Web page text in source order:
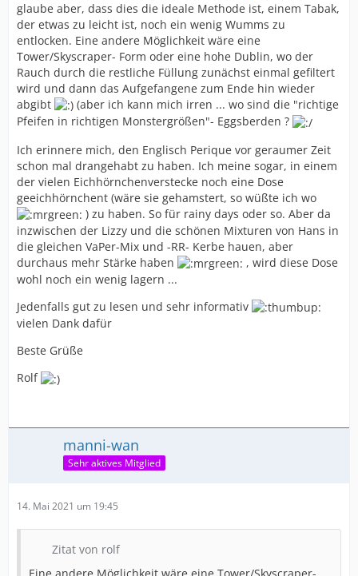
glaube aber, dass dies die ideale Methode ist, einem Tabak,
der etwas zu leicht ist, noch ein wenig Wumms zu
entlocken. Eine andere Möglichkeit wäre eine
Tower/Skyscraper- Form oder eine hohe Dublin, wo der
Rauch durch die restliche Füllung zunächst einmal gefiltert
wird und dann das Aufgefangene zum Ende hin wieder
abgibt
(aber ich kann mich irren ... wo sind die "richtige
Pfeifen in richtigen Monstergrößen"- Eggsberden ?
Ich erinnere mich, den Englisch Perique vor geraumer Zeit
schon mal drangehabt zu haben. Ich meine sogar, in einem
der vielen Eichhörnchenverstecke noch eine Dose
geeichhörnchent (wäre sie gehamstert, so wüßte ich wo
) zu haben. So für rainy days oder so. Aber da
inzwischen der Lizzy und die schönen Mixturen von Hans in
die gleichen VaPer-Mix und -RR- Kerbe hauen, aber
durchaus mehr Stärke haben
, wird diese Dose
wohl noch ein wenig lagern ...
Jedenfalls gut zu lesen und sehr informativ
vielen Dank dafür
Beste Grüße
Rolf
manni-wan
Sehr aktives Mitglied
14. Mai 2021 um 19:45
Zitat von rolf
Eine andere Möglichkeit wäre eine Tower/Skyscraper-